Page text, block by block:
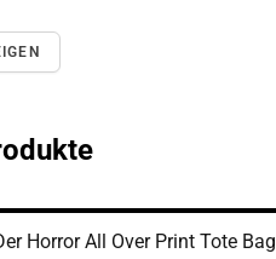
Horror All Over Print Tote Bag